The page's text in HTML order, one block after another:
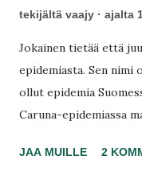
tekijältä vaajy ajalta
Jokainen tietää että
epidemiasta. Sen nimi
ollut epidemia
Caruna-epidemiassa
Carunasta kärsit
JAA MUILLE 2